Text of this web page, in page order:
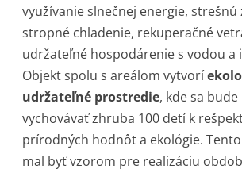
využívanie slnečnej energie, strešnú
stropné chladenie, rekuperačné
udržateľné hospodárenie s vodou a
Objekt spolu s areálom vytvorí
udržateľné prostredie, kde sa bude
vychovávať zhruba 100 detí k
prírodných hodnôt a ekológie.
mal byť vzorom pre realizáciu